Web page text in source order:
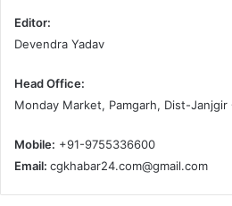
Editor:
Devendra Yadav
Head Office:
Monday Market, Pamgarh, Dist-Janjgir
Mobile: +91-9755336600
Email: cgkhabar24.com@gmail.com